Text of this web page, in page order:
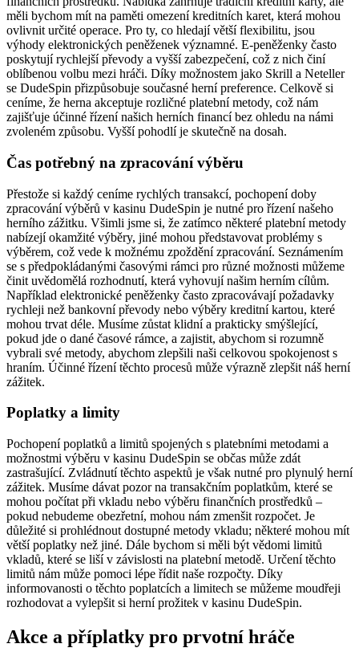
měli bychom mít na paměti omezení kreditních karet, která mohou
ovlivnit určité operace. Pro ty, co hledají větší flexibilitu, jsou
výhody elektronických peněženek významné. E-peněženky často
poskytují rychlejší převody a vyšší zabezpečení, což z nich činí
oblíbenou volbu mezi hráči. Díky možnostem jako Skrill a Neteller
se DudeSpin přizpůsobuje současné herní preference. Celkově si
ceníme, že herna akceptuje rozličné platební metody, což nám
zajišťuje účinné řízení našich herních financí bez ohledu na námi
zvoleném způsobu. Vyšší pohodlí je skutečně na dosah.
Čas potřebný na zpracování výběru
Přestože si každý ceníme rychlých transakcí, pochopení doby
zpracování výběrů v kasinu DudeSpin je nutné pro řízení našeho
herního zážitku. Všimli jsme si, že zatímco některé platební metody
nabízejí okamžité výběry, jiné mohou představovat problémy s
výběrem, což vede k možnému zpoždění zpracování. Seznámením
se s předpokládanými časovými rámci pro různé možnosti můžeme
činit uvědomělá rozhodnutí, která vyhovují našim herním cílům.
Například elektronické peněženky často zpracovávají požadavky
rychleji než bankovní převody nebo výběry kreditní kartou, které
mohou trvat déle. Musíme zůstat klidní a prakticky smýšlející,
pokud jde o dané časové rámce, a zajistit, abychom si rozumně
vybrali své metody, abychom zlepšili naši celkovou spokojenost s
hraním. Účinné řízení těchto procesů může výrazně zlepšit náš herní
zážitek.
Poplatky a limity
Pochopení poplatků a limitů spojených s platebními metodami a
možnostmi výběru v kasinu DudeSpin se občas může zdát
zastrašující. Zvládnutí těchto aspektů je však nutné pro plynulý herní
zážitek. Musíme dávat pozor na transakčním poplatkům, které se
mohou počítat při vkladu nebo výběru finančních prostředků –
pokud nebudeme obezřetní, mohou nám zmenšit rozpočet. Je
důležité si prohlédnout dostupné metody vkladu; některé mohou mít
větší poplatky než jiné. Dále bychom si měli být vědomi limitů
vkladů, které se liší v závislosti na platební metodě. Určení těchto
limitů nám může pomoci lépe řídit naše rozpočty. Díky
informovanosti o těchto poplatcích a limitech se můžeme moudřeji
rozhodovat a vylepšit si herní prožitek v kasinu DudeSpin.
Akce a příplatky pro prvotní hráče